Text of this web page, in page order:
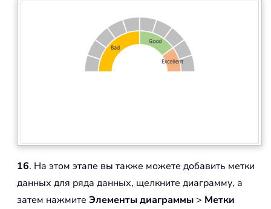
16. На этом этапе вы также можете добавить метки
данных для ряда данных, щелкните диаграмму, а
затем нажмите Элементы диаграммы > Метки